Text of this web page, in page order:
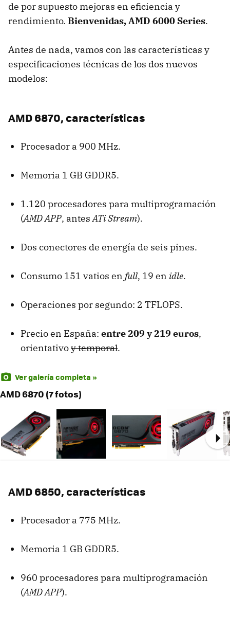
de por supuesto mejoras en eficiencia y
rendimiento. Bienvenidas,AMD 6000 Series.
Antes de nada, vamos con las características y
especificaciones técnicas de los dos nuevos
modelos:
AMD6870, características
Procesador a 900 MHz.
Memoria 1 GB GDDR5.
1.120 procesadores para multiprogramación
(AMDAPP, antesATi Stream).
Dos conectores de energía de seis pines.
Consumo 151 vatios en full, 19 en idle.
Operaciones por segundo: 2 TFLOPS.
Precio en España: entre 209 y 219 euros,
orientativoy temporal.
Ver galería completa »
AMD 6870 (7 fotos)
AMD6850, características
Procesador a 775 MHz.
Memoria 1 GB GDDR5.
960 procesadores para multiprogramación
(AMDAPP).